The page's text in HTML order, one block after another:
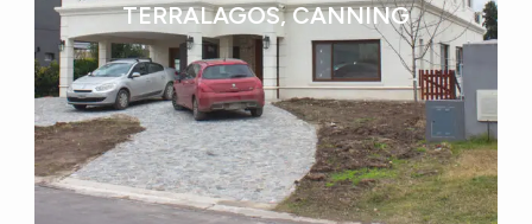
TERRALAGOS, CANNING